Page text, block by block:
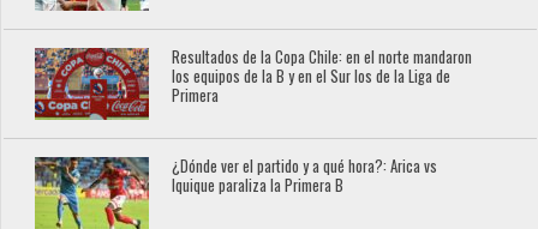
Resultados de la Copa Chile: en el norte mandaron
los equipos de la B y en el Sur los de la Liga de
Primera
¿Dónde ver el partido y a qué hora?: Arica vs
Iquique paraliza la Primera B